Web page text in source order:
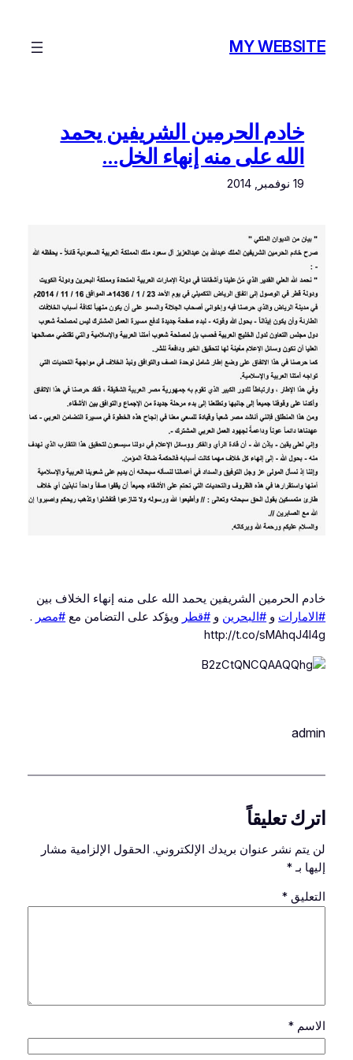
المحتوى
MY WEBSITE
خادم الحرمين الشريفين يحمد
الله على منه إنهاء الخل…
19 نوفمبر, 2014
خادم الحرمين الشريفين يحمد الله على منه إنهاء الخلاف بين
#الامارات و #البحرين و #قطر ويؤكد على التضامن مع #مصر .
http://t.co/sMAhqJ4l4g
admin
اترك تعليقاً
لن يتم نشر عنوان بريدك الإلكتروني. الحقول الإلزامية مشار
إليها بـ*
التعليق *
الاسم *